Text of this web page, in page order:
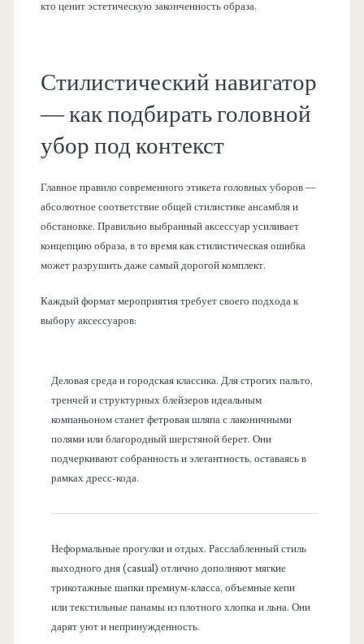
кто ценит эстетическую законченность образа.
Стилистический навигатор
— как подбирать головной
убор под контекст
Главное правило современного этикета головных уборов —
абсолютное соответствие общей стилистике ансамбля и
обстановке. Правильно выбранный аксессуар усиливает
концепцию образа, в то время как стилистическая ошибка
может разрушить даже самый дорогой комплект.
Каждый формат мероприятия требует своего подхода к
выбору аксессуаров:
Деловая среда и городская классика. Для строгих пальто,
тренчей и структурных блейзеров идеальным
компаньоном станет фетровая шляпа с лаконичными
полями или благородный шерстяной берет. Они
подчеркивают собранность и элегантность, оставаясь в
рамках дресс-кода.
Неформальные прогулки и отдых. Расслабленный стиль
выходного дня (casual) отлично дополняют мягкие
трикотажные шапки премиум-класса, объемные кепи
или текстильные панамы из плотного хлопка и льна. Они
дарят уют и непринужденность.